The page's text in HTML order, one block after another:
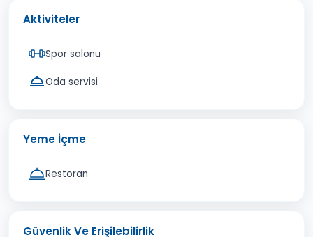
Aktiviteler
Spor salonu
Oda servisi
Yeme İçme
Restoran
Güvenlik Ve Erişilebilirlik